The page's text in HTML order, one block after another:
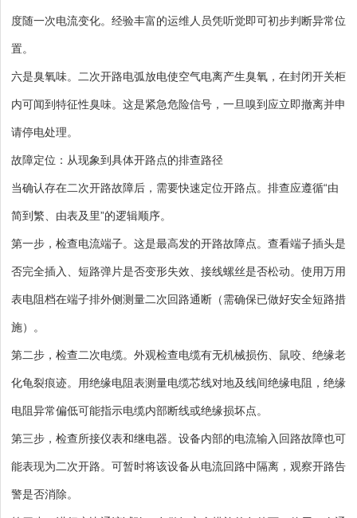
度随一次电流变化。经验丰富的运维人员凭听觉即可初步判断异常位
置。
六是臭氧味。二次开路电弧放电使空气电离产生臭氧，在封闭开关柜
内可闻到特征性臭味。这是紧急危险信号，一旦嗅到应立即撤离并申
请停电处理。
故障定位：从现象到具体开路点的排查路径
当确认存在二次开路故障后，需要快速定位开路点。排查应遵循“由
简到繁、由表及里”的逻辑顺序。
第一步，检查电流端子。这是最高发的开路故障点。查看端子插头是
否完全插入、短路弹片是否变形失效、接线螺丝是否松动。使用万用
表电阻档在端子排外侧测量二次回路通断（需确保已做好安全短路措
施）。
第二步，检查二次电缆。外观检查电缆有无机械损伤、鼠咬、绝缘老
化龟裂痕迹。用绝缘电阻表测量电缆芯线对地及线间绝缘电阻，绝缘
电阻异常偏低可能指示电缆内部断线或绝缘损坏点。
第三步，检查所接仪表和继电器。设备内部的电流输入回路故障也可
能表现为二次开路。可暂时将该设备从电流回路中隔离，观察开路告
警是否消除。